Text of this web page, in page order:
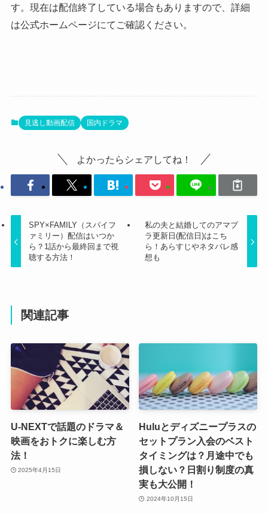
す。現在は配信終了している場合もありますので、詳細
は公式ホームページにてご確認ください。
見逃し動画配信 国内ドラマ
よかったらシェアしてね！
SPY×FAMILY（スパイフ
ァミリー）配信はいつか
ら？1話から最終回まで視
聴する方法！
私の夫と結婚してのアマプ
ラ更新日(配信日)はこち
ら！あらすじやネタバレ感
想も
関連記事
U-NEXTで話題のドラマ＆
映画をおトクに楽しむ方
法！
2025年4月15日
Huluとディズニープラスの
セットプラン入会のベスト
タイミングは？月途中でも
損しない？日割り制度の真
実も大公開！
2024年10月15日